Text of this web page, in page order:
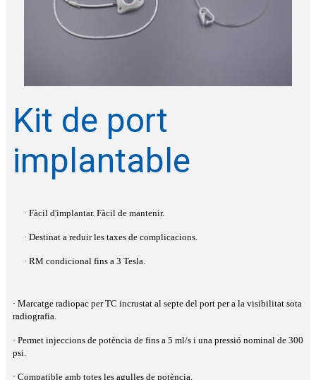
Kit de port
implantable
· Fàcil d'implantar. Fàcil de mantenir.
· Destinat a reduir les taxes de complicacions.
· RM condicional fins a 3 Tesla.
· Marcatge radiopac per TC incrustat al septe del port per a la visibilitat sota
radiografia.
· Permet injeccions de potència de fins a 5 ml/s i una pressió nominal de 300
psi.
· Compatible amb totes les agulles de potència.